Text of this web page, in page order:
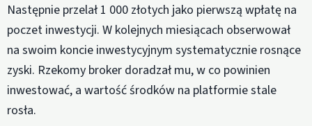
Następnie przelał 1 000 złotych jako pierwszą wpłatę na
poczet inwestycji. W kolejnych miesiącach obserwował
na swoim koncie inwestycyjnym systematycznie rosnące
zyski. Rzekomy broker doradzał mu, w co powinien
inwestować, a wartość środków na platformie stale
rosła.